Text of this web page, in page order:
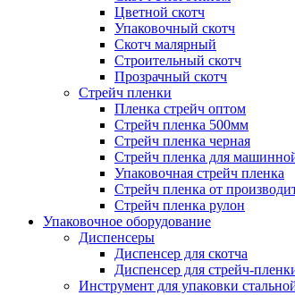
Цветной скотч
Упаковочный скотч
Скотч малярный
Строительный скотч
Прозрачный скотч
Стрейч пленки
Пленка стрейч оптом
Стрейч пленка 500мм
Стрейч пленка черная
Стрейч пленка для
Упаковочная стрейч пленка
Стрейч пленка от
Стрейч пленка рулон
Упаковочное оборудование
Диспенсеры
Диспенсер для скотча
Диспенсер для стрейч-
Инструмент для упаковки